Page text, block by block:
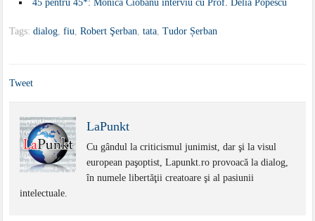
45 pentru 45*: Monica Ciobanu interviu cu Prof. Delia Popescu
Tags:dialog,fiu,Robert Şerban,tata,Tudor Șerban
Tweet
LaPunkt
Cu gândul la criticismul junimist, dar şi la visul
european paşoptist, Lapunkt.ro provoacă la dialog,
în numele libertăţii creatoare şi al pasiunii
intelectuale.